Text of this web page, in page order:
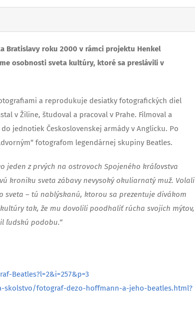
Bratislavy roku 2000 v rámci projektu Henkel
osobnosti sveta kultúry, ktoré sa preslávili v
a reprodukuje desiatky fotografických diel
v Žiline, študoval a pracoval v Prahe. Filmoval a
jednotiek Československej armády v Anglicku. Po
fotografom legendárnej skupiny Beatles.
jeden z prvých na ostrovoch Spojeného kráľovstva
kroniku sveta zábavy nevysoký okuliarnatý muž. Volali
sveta – tú nablýskanú, ktorou sa prezentuje divákom
tak, že mu dovolili poodhaliť rúcha svojich mýtov,
ľudskú podobu.“
Beatles?l=2&i=257&p=3
fotograf-dezo-hoffmann-a-jeho-beatles.html?